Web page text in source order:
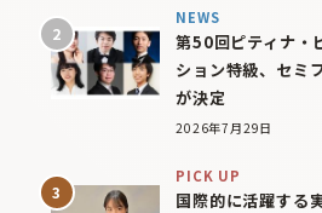
NEWS
第50回ピティナ・
ション特級、セミ
が決定
2026年7月29日
PICK UP
国際的に活躍する